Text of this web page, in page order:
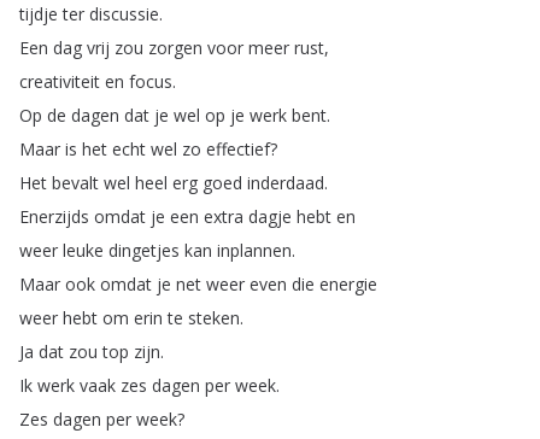
tijdje ter discussie.
Een dag vrij zou zorgen voor meer rust,
creativiteit en focus.
Op de dagen dat je wel op je werk bent.
Maar is het echt wel zo effectief?
Het bevalt wel heel erg goed inderdaad.
Enerzijds omdat je een extra dagje hebt en
weer leuke dingetjes kan inplannen.
Maar ook omdat je net weer even die energie
weer hebt om erin te steken.
Ja dat zou top zijn.
Ik werk vaak zes dagen per week.
Zes dagen per week?